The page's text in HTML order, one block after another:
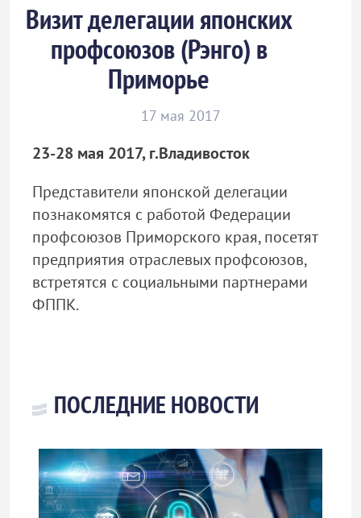
Визит делегации японских
профсоюзов (Рэнго) в
Приморье
17 мая 2017
23-28 мая 2017, г.Владивосток
Представители японской делегации
познакомятся с работой Федерации
профсоюзов Приморского края, посетят
предприятия отраслевых профсоюзов,
встретятся с социальными партнерами
ФППК.
ПОСЛЕДНИЕ НОВОСТИ